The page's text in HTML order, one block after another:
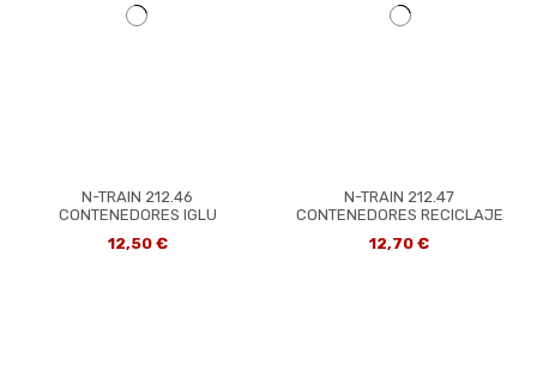
N-TRAIN 212.46
CONTENEDORES IGLU
12,50 €
N-TRAIN 212.47
CONTENEDORES RECICLAJE
12,70 €